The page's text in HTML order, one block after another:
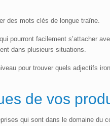
des mots clés de longue traîne.
pourront facilement s’attacher
dans plusieurs situations.
pour trouver quels adjectifs
de vos
qui sont dans le domaine du